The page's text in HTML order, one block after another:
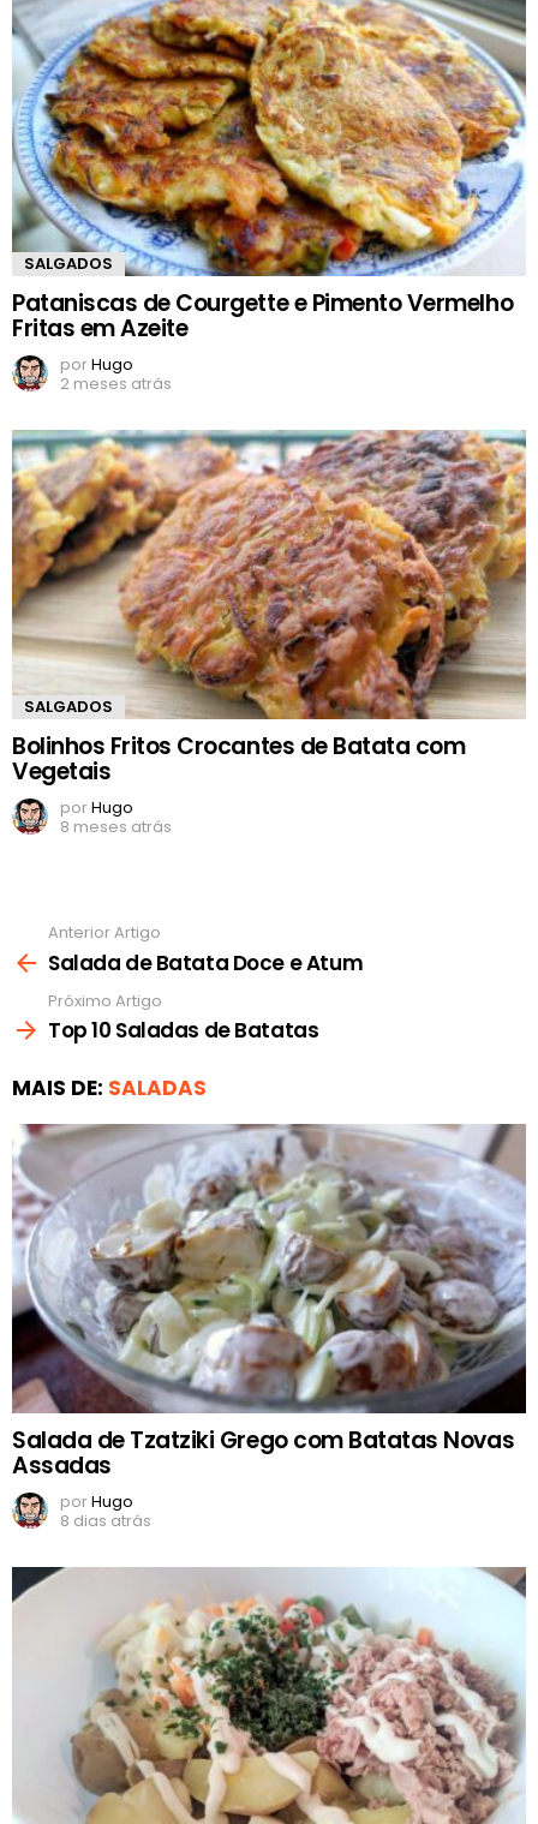
SALGADOS
Pataniscas de Courgette e Pimento Vermelho
Fritas em Azeite
porHugo
2 meses atrás
SALGADOS
Bolinhos Fritos Crocantes de Batata com
Vegetais
porHugo
8 meses atrás
mais
Anterior Artigo
Salada de Batata Doce e Atum
Próximo Artigo
Top 10 Saladas de Batatas
MAIS DE: SALADAS
Salada de Tzatziki Grego com Batatas Novas
Assadas
porHugo
8 dias atrás